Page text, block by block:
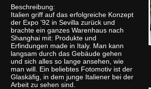
Beschreibung:
Italien griff auf das erfolgreiche Konzept
der Expo '92 in Sevilla zurück und
brachte ein ganzes Warenhaus nach
Shanghai mit: Produkte und
Erfindungen made in Italy. Man kann
langsam durch das Gebäude gehen
und sich alles so lange ansehen, wie
man will. Ein beliebtes Fotomotiv ist der
Glaskäfig, in dem junge Italiener bei der
Arbeit zu sehen sind.